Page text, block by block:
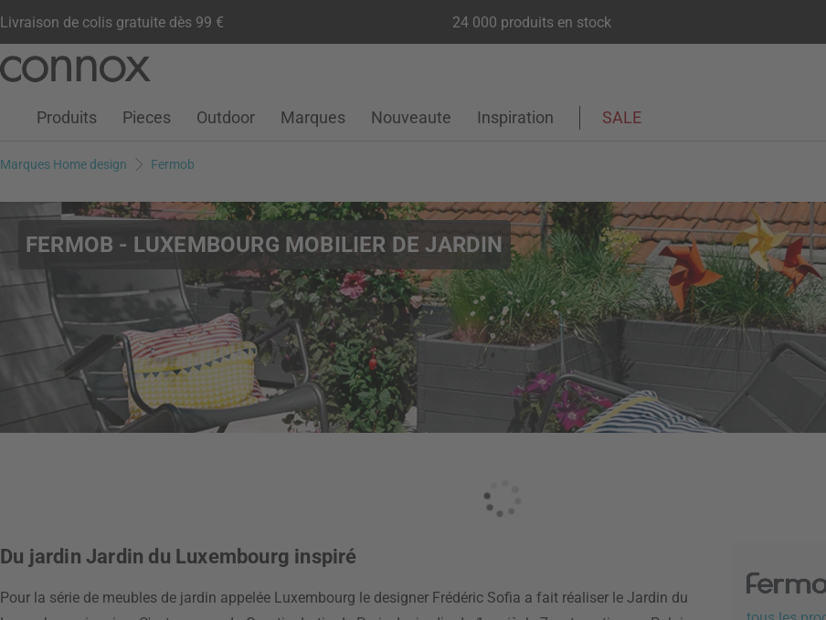
Livraison de colis gratuite dès 99 € 24 000 produits en stock
contenu
Compte clientListe de souhaits
Warenkorb
Produits Pieces Outdoor Marques Nouveaute Inspiration SALE
Marques Home design Fermob
FERMOB - LUXEMBOURG MOBILIER DE JARDIN
Du jardin Jardin du Luxembourg inspiré
Pour la série de meubles de jardin appelée Luxembourg le designer Frédéric Sofia a fait réaliser le Jardin du